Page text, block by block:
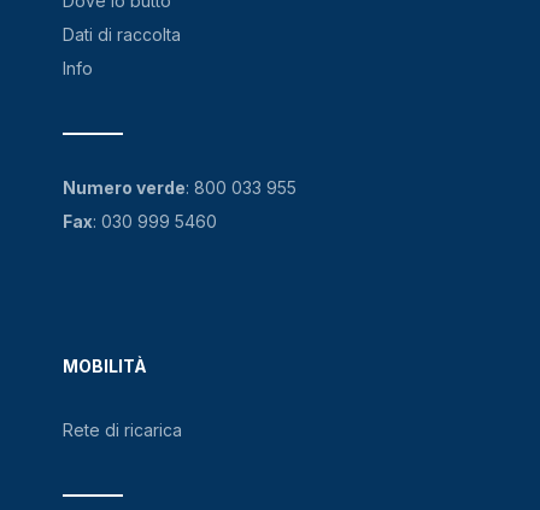
Dati di raccolta
Info
MOBILITÀ
Rete di ricarica
Numero verde: 800 033 955
Fax: 030 999 5460